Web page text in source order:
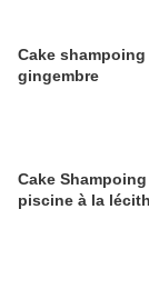
Cake
gingembre
Cake
piscine à la